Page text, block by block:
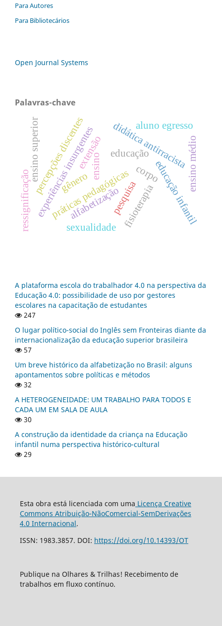
Para Autores
Para Bibliotecários
Open Journal Systems
Palavras-chave
educação
corpo
ensino
pesquisa
extensão
práticas pedagógicas
didática antirracista
experiências insurgentes educação infantil
percepções discentes
ensino superior aluno egresso
fisioterapia
alfabetização
gênero
sexualidade
ressignificação
ensino médio
A plataforma escola do trabalhador 4.0 na perspectiva da
Educação 4.0: possibilidade de uso por gestores
escolares na capacitação de estudantes
247
O lugar político-social do Inglês sem Fronteiras diante da
internacionalização da educação superior brasileira
57
Um breve histórico da alfabetização no Brasil: alguns
apontamentos sobre políticas e métodos
32
A HETEROGENEIDADE: UM TRABALHO PARA TODOS E
CADA UM EM SALA DE AULA
30
A construção da identidade da criança na Educação
infantil numa perspectiva histórico-cultural
29
Esta obra está licenciada com uma Licença Creative
Commons Atribuição-NãoComercial-SemDerivações
4.0 Internacional.
ISSN: 1983.3857. DOI: https://doi.org/10.14393/OT
Publique na Olhares & Trilhas! Recebimento de
trabalhos em fluxo contínuo.